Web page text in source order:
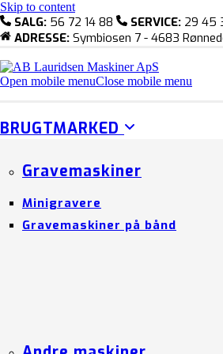
Skip to content
SALG: 56 72 14 88 SERVICE: 29 45
ADRESSE: Symbiosen 7 - 4683
Open mobile menuClose mobile menu
BRUGTMARKED
Gravemaskiner
Minigravere
Gravemaskiner på bånd